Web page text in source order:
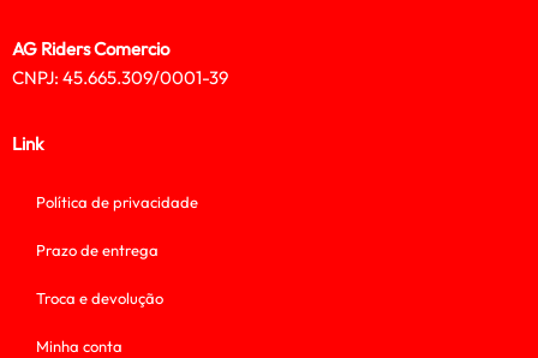
AG Riders Comercio
CNPJ: 45.665.309/0001-39
Link
Política de privacidade
Prazo de entrega
Troca e devolução
Minha conta